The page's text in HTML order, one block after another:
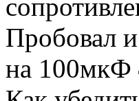
Пробовал
на 100мкФ